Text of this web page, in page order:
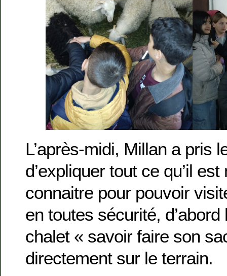
L’après-midi, Millan a pris
d’expliquer tout ce qu’il
connaitre pour pouvoir
en toutes sécurité,
chalet « savoir faire son
directement sur le terrain.